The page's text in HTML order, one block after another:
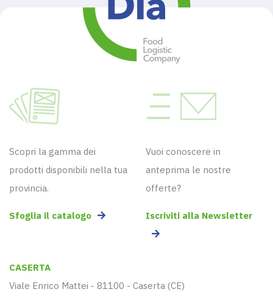
Scopri la gamma dei
prodotti disponibili nella tua
provincia.
Sfoglia il catalogo
Vuoi conoscere in
anteprima le nostre
offerte?
Iscriviti alla Newsletter
CASERTA
Viale Enrico Mattei - 81100 - Caserta (CE)